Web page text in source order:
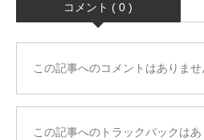
コメント ( 0 )
この記事へのコメントはありませ
この記事へのトラックバックはあ